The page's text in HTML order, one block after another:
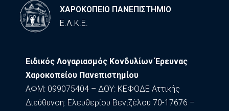
ΧΑΡΟΚΟΠΕΙΟ ΠΑΝΕΠΙΣΤΗΜΙΟ
Ε.Λ.Κ.Ε.
Ειδικός Λογαριασμός Κονδυλίων Έρευνας
Χαροκοπείου Πανεπιστημίου
ΑΦΜ: 099075404 – ΔΟΥ: ΚΕΦΟΔΕ Αττικής
Διεύθυνση: Ελευθερίου Βενιζέλου 70-17676 –